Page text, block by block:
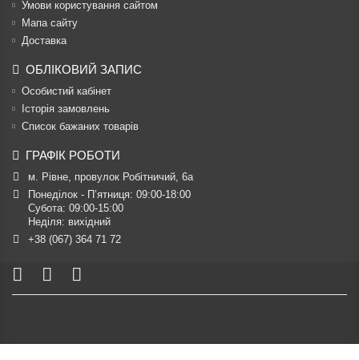
Умови користування сайтом
Мапа сайту
Доставка
ОБЛІКОВИЙ ЗАПИС
Особистий кабінет
Історія замовлень
Список бажаних товарів
ГРАФІК РОБОТИ
м. Рівне, провулок Робітничий, 6а
Понеділок - П’ятниця: 09:00-18:00
Субота: 09:00-15:00
Неділя: вихідний
+38 (067) 364 71 72